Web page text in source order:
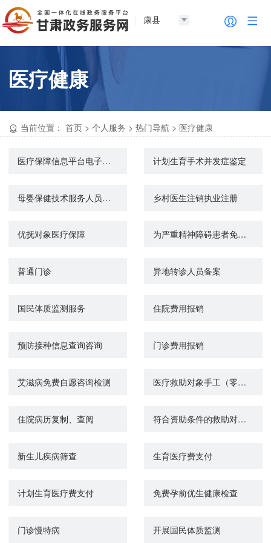
康县
医疗健康
当前位置： 首页 >个人服务 >热门导航 > 医疗健康
医疗保障信息平台电子凭证 计划生育手术并发症鉴定
母婴保健技术服务人员许可（校验） 乡村医生注销执业注册
优抚对象医疗保障 为严重精神障碍患者免费提供基本公共卫生服务
普通门诊 异地转诊人员备案
国民体质监测服务 住院费用报销
预防接种信息查询咨询 门诊费用报销
艾滋病免费自愿咨询检测 医疗救助对象手工（零星）报销
住院病历复制、查阅 符合资助条件的救助对象参加城乡居民基本医疗保险个人缴费补贴
新生儿疾病筛查 生育医疗费支付
计划生育医疗费支付 免费孕前优生健康检查
门诊慢特病 开展国民体质监测